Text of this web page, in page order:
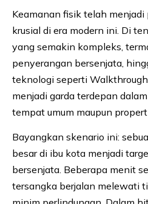
Keamanan fisik telah
krusial di era modern ini. Di
yang semakin kompleks,
penyerangan bersenjata,
teknologi seperti
menjadi garda terdepan
tempat umum maupun
Bayangkan skenario ini:
besar di ibu kota menjadi
bersenjata. Beberapa menit
tersangka berjalan melewati